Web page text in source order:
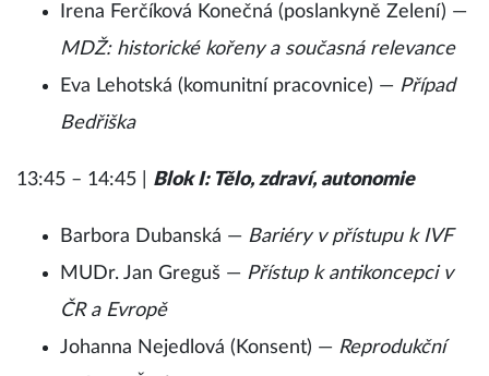
Irena Ferčíková Konečná (poslankyně Zelení) —
MDŽ: historické kořeny a současná relevance
Eva Lehotská (komunitní pracovnice) — Případ
Bedřiška
13:45 – 14:45 | Blok I: Tělo, zdraví, autonomie
Barbora Dubanská — Bariéry v přístupu k IVF
MUDr. Jan Greguš — Přístup k antikoncepci v
ČR a Evropě
Johanna Nejedlová (Konsent) — Reprodukční